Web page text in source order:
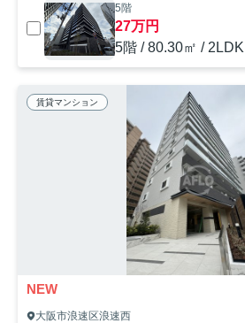
5階
27万円
5階 / 80.30㎡ / 2LDK
賃貸マンション
NEW
大阪市浪速区浪速西